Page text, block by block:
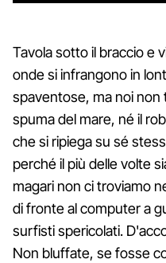
Tavola sotto il braccio e
onde si infrangono in
spaventose, ma noi non
spuma del mare, né il
che si ripiega su sé
perché il più delle volte
magari non ci troviamo
di fronte al computer a
surfisti spericolati.
Non bluffate, se fosse